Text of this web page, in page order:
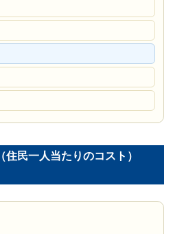
住民一人当たりのコスト）